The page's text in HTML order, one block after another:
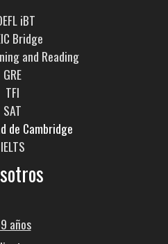
iBT
Bridge
and Reading
GRE
TFI
SAT
de Cambridge
IELTS
años